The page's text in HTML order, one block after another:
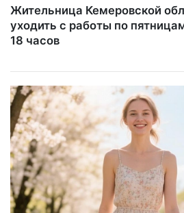
Жительница Кемеровской
уходить с работы по
18 часов